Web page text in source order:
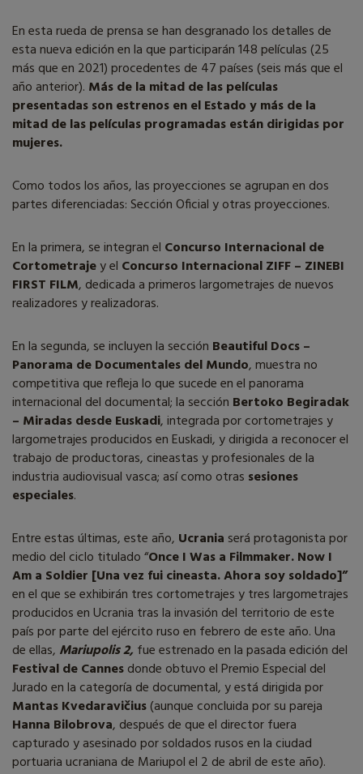
En esta rueda de prensa se han desgranado los detalles de
esta nueva edición en la que participarán 148 películas (25
más que en 2021) procedentes de 47 países (seis más que el
año anterior). Más de la mitad de las películas
presentadas son estrenos en el Estado y más de la
mitad de las películas programadas están dirigidas por
mujeres.
Como todos los años, las proyecciones se agrupan en dos
partes diferenciadas: Sección Oficial y otras proyecciones.
En la primera, se integran el Concurso Internacional de
Cortometrajey el Concurso Internacional ZIFF – ZINEBI
FIRST FILM, dedicada a primeros largometrajes de nuevos
realizadores y realizadoras.
En la segunda, se incluyen la sección Beautiful Docs –
Panorama de Documentales del Mundo, muestra no
competitiva que refleja lo que sucede en el panorama
internacional del documental; la sección Bertoko Begiradak
– Miradas desde Euskadi, integrada por cortometrajes y
largometrajes producidos en Euskadi, y dirigida a reconocer el
trabajo de productoras, cineastas y profesionales de la
industria audiovisual vasca; así como otras sesiones
especiales.
Entre estas últimas, este año, Ucrania será protagonista por
medio del ciclo titulado “Once I Was a Filmmaker. Now I
Am a Soldier [Una vez fui cineasta. Ahora soy soldado]”
en el que se exhibirán tres cortometrajes y tres largometrajes
producidos en Ucrania tras la invasión del territorio de este
país por parte del ejército ruso en febrero de este año. Una
de ellas, Mariupolis 2, fue estrenado en la pasada edición del
Festival de Cannesdonde obtuvo el Premio Especial del
Jurado en la categoría de documental, y está dirigida por
Mantas Kvedaravičius(aunque concluida por su pareja
Hanna Bilobrova, después de que el director fuera
capturado y asesinado por soldados rusos en la ciudad
portuaria ucraniana de Mariupol el 2 de abril de este año).